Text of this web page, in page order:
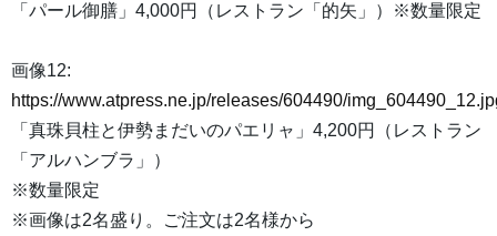
「パール御膳」4,000円（レストラン「的矢」）※数量限定
画像12:
https://www.atpress.ne.jp/releases/604490/
「真珠貝柱と伊勢まだいのパエリャ」4,200円（レストラン
「アルハンブラ」）
※数量限定
※画像は2名盛り。ご注文は2名様から